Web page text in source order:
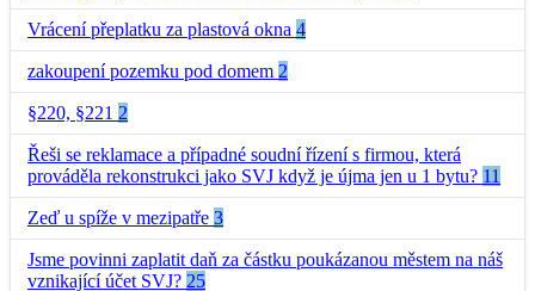
Vrácení přeplatku za plastová okna 4
zakoupení pozemku pod domem 2
§220, §221 2
Řeši se reklamace a případné soudní řízení s firmou, která
prováděla rekonstrukci jako SVJ když je újma jen u 1 bytu? 11
Zeď u spíže v mezipatře 3
Jsme povinni zaplatit daň za částku poukázanou městem na náš
vznikající účet SVJ? 25